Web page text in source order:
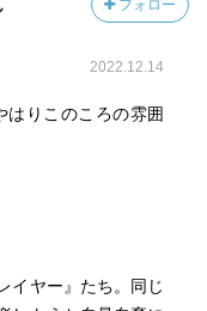
フォロー
2022.12.14
はりこのころの雰囲
イヤー』たち。同じ